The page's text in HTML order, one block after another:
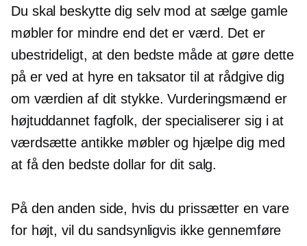
Du skal beskytte dig selv mod at sælge gamle
møbler for mindre end det er værd. Det er
ubestrideligt, at den bedste måde at gøre dette
på er ved at hyre en taksator til at rådgive dig
om værdien af ​​dit stykke. Vurderingsmænd er
højtuddannetfagfolk, der specialiserer sig i at
værdsætte antikke møbler og hjælpe dig med
at få den bedste dollar for dit salg.
På den anden side, hvis du prissætter en vare
for højt, vil du sandsynligvis ikke gennemføre